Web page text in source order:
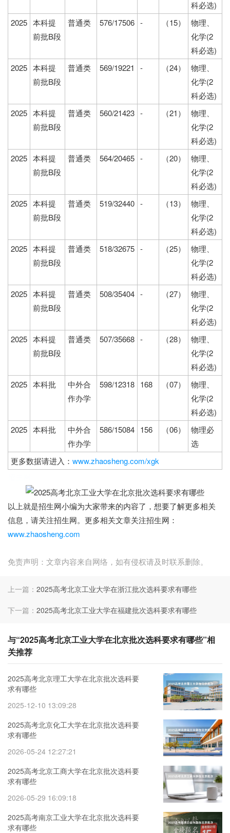
科必选)
2025 本科提
前批B段
普通类 576/17506 - （15）
物理、
化学(2
科必选)
2025 本科提
前批B段
普通类 569/19221 - （24）
物理、
化学(2
科必选)
2025 本科提
前批B段
普通类 560/21423 - （21）
物理、
化学(2
科必选)
2025 本科提
前批B段
普通类 564/20465 - （20）
物理、
化学(2
科必选)
2025 本科提
前批B段
普通类 519/32440 - （13）
物理、
化学(2
科必选)
2025 本科提
前批B段
普通类 518/32675 - （25）
物理、
化学(2
科必选)
2025 本科提
前批B段
普通类 508/35404 - （27）
物理、
化学(2
科必选)
2025 本科提
前批B段
普通类 507/35668 - （28）
物理、
化学(2
科必选)
2025 本科批
中外合
作办学
598/12318 168 （07）
物理、
化学(2
科必选)
2025 本科批
中外合
作办学
586/15084 156 （06）
物理必
选
更多数据请进入： www.zhaosheng.com/xgk
以上就是招生网小编为大家带来的内容了，想要了解更多相关
信息，请关注招生网。更多相关文章关注招生网：
www.zhaosheng.com
免责声明：文章内容来自网络，如有侵权请及时联系删除。
上一篇： 2025高考北京工业大学在浙江批次选科要求有哪些
下一篇： 2025高考北京工业大学在福建批次选科要求有哪些
与“2025高考北京工业大学在北京批次选科要求有哪些”相
关推荐
2025高考北京理工大学在北京批次选科要
求有哪些
2025-12-10 13:09:28
2025高考北京化工大学在北京批次选科要
求有哪些
2026-05-24 12:27:21
2025高考北京工商大学在北京批次选科要
求有哪些
2026-05-29 16:09:18
2025高考南京工业大学在北京批次选科要
求有哪些